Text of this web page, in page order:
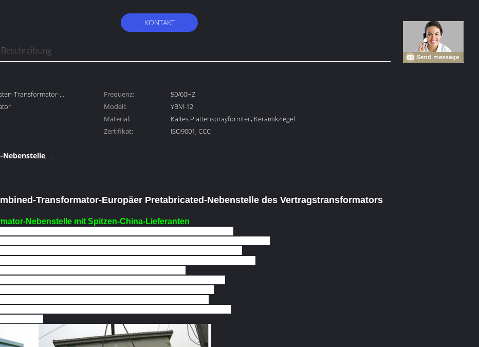
KONTAKT
Transformator-
Frequenz:
50/60HZ
Modell:
YBM-12
Material:
Kaltes Plattensprayformteil, Keramikziegel
Zertifikat:
ISO9001, CCC
Nebenstelle,
Transformator-Europäer Pretabricated-Nebenstelle des Vertragstransformators
Nebenstelle mit Spitzen-China-Lieferanten